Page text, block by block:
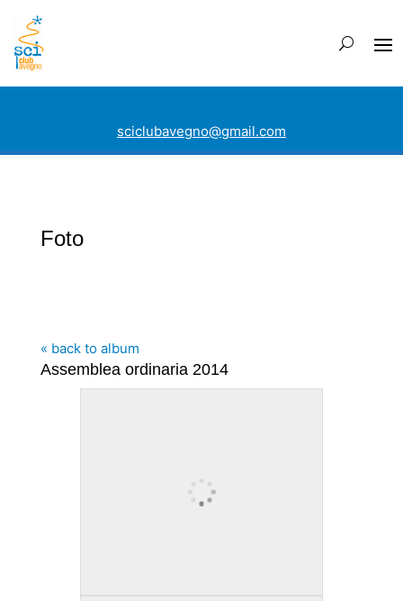
sciclubavegno@gmail.com
Foto
« back to album
Assemblea ordinaria 2014